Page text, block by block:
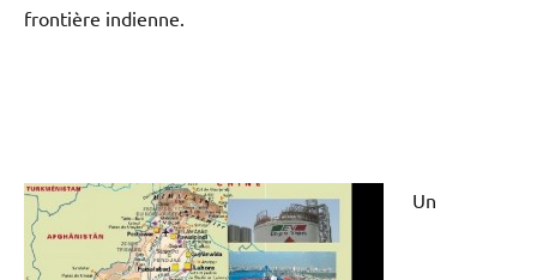
frontière indienne.
Un